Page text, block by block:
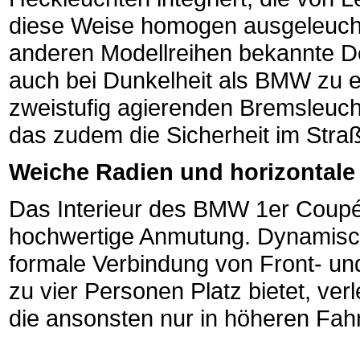
diese Weise homogen
anderen Modellreihen bekannte
auch bei Dunkelheit als BMW zu
zweistufig agierenden
das zudem die Sicherheit im
Weiche Radien und
Das Interieur des BMW 1er
hochwertige Anmutung.
formale Verbindung von Front-
zu vier Personen Platz bietet,
die ansonsten nur in höheren